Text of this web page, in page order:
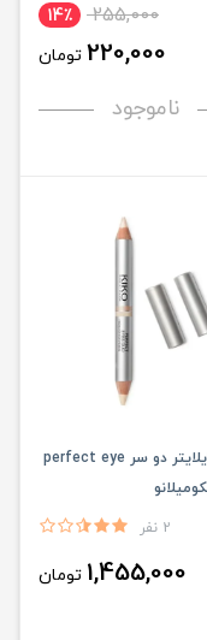
255,000 14٪
220,000 تومان
ناموجود
مداد هایلایتر دو سر perfect eye
2 نفر
1,455,000 تومان